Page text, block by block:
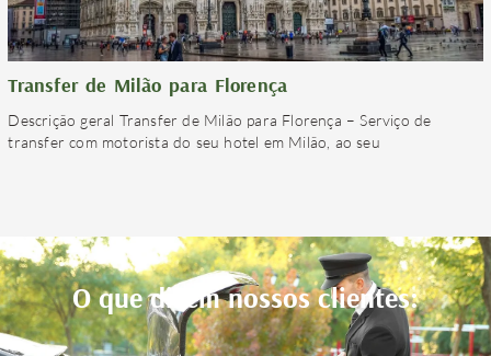
Transfer de Milão para Florença
Descrição geral Transfer de Milão para Florença – Serviço de
transfer com motorista do seu hotel em Milão, ao seu
O que dizem nossos clientes: